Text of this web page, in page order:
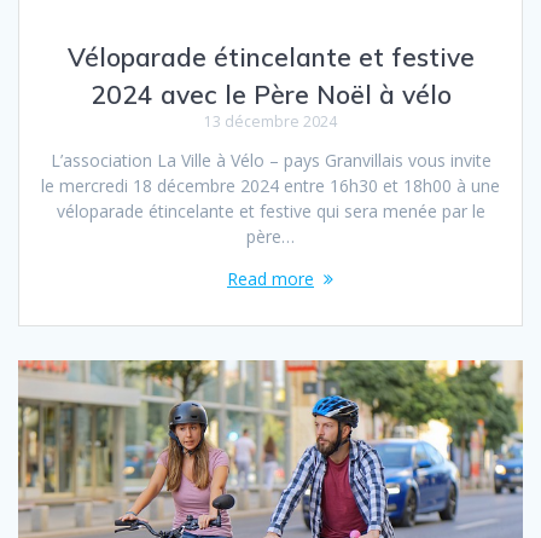
Véloparade étincelante et festive
2024 avec le Père Noël à vélo
13 décembre 2024
L’association La Ville à Vélo – pays Granvillais vous invite
le mercredi 18 décembre 2024 entre 16h30 et 18h00 à une
véloparade étincelante et festive qui sera menée par le
père…
Read more